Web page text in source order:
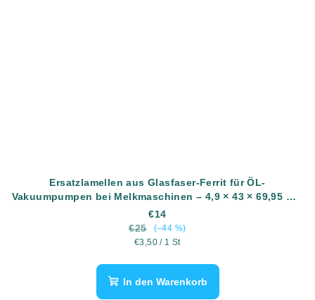
Ersatzlamellen aus Glasfaser-Ferrit für ÖL-
Vakuumpumpen bei Melkmaschinen – 4,9 × 43 × 69,95 mm
-Schaufel-Wechselset
€14
€25
(–44 %)
Verkaufspreis:
€3,50 / 1 St
In den Warenkorb